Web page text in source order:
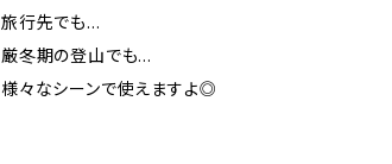
旅行先でも…
厳冬期の登山でも…
様々なシーンで使えますよ◎